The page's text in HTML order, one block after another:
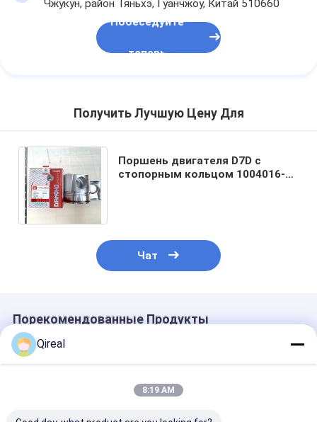
Чжукун, район Тяньхэ, Гуанчжоу, Китай 510660
Побеседуйте
теперь
Получить Лучшую Цену Для
Поршень двигателя D7D с
стопорным кольцом 1004016-
Чат
Порекомендованные Продукты
Qireal
8:19 AM